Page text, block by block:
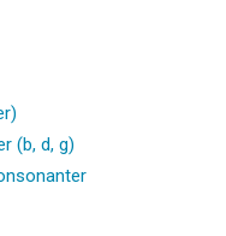
(b, d, g)